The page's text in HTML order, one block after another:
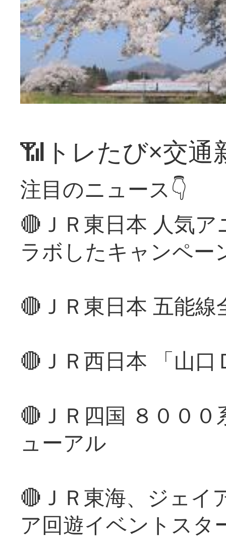
📶トレたび×交通
注目のニュース👇
🔴ＪＲ東日本 人気
ラボしたキャンペー
🔴ＪＲ東日本 五能
🔴ＪＲ西日本 「山
🔴ＪＲ四国 ８００
ューアル
🔴ＪＲ東海、ジェイ
ア回遊イベントスタ